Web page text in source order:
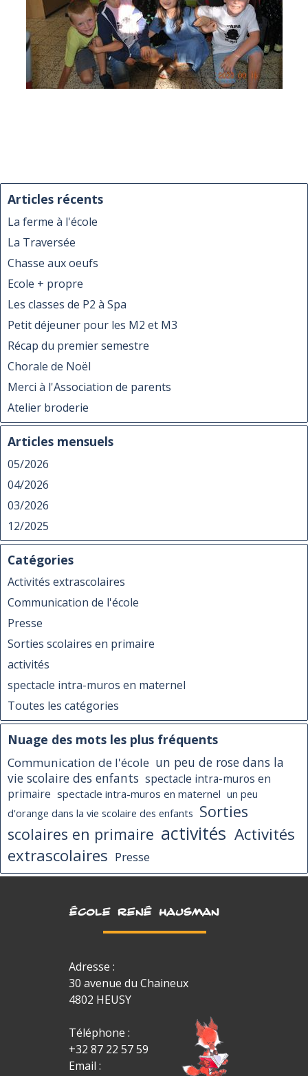
Articles récents
La ferme à l'école
La Traversée
Chasse aux oeufs
Ecole + propre
Les classes de P2 à Spa
Petit déjeuner pour les M2 et M3
Récap du premier semestre
Chorale de Noël
Merci à l'Association de parents
Atelier broderie
Articles mensuels
05/2026
04/2026
03/2026
12/2025
Catégories
Activités extrascolaires
Communication de l'école
Presse
Sorties scolaires en primaire
activités
spectacle intra-muros en maternel
Toutes les catégories
Nuage des mots les plus fréquents
Communication de l'école un peu de rose dans la
vie scolaire des enfants spectacle intra-muros en
primaire spectacle intra-muros en maternel un peu
d'orange dans la vie scolaire des enfants Sorties
scolaires en primaire activités Activités
extrascolaires Presse
ÉCOLE RENÉ HAUSMAN
Adresse :
30 avenue du Chaineux
4802 HEUSY
Téléphone :
+32 87 22 57 59
Email :